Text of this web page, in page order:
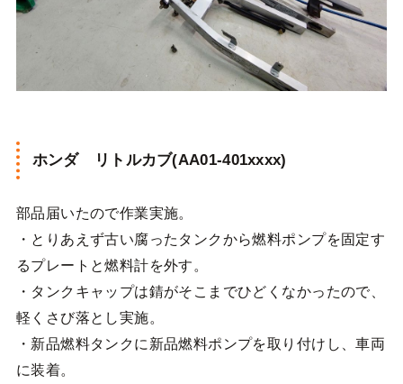
ホンダ リトルカブ(AA01-401xxxx)
部品届いたので作業実施。
・とりあえず古い腐ったタンクから燃料ポンプを固定す
るプレートと燃料計を外す。
・タンクキャップは錆がそこまでひどくなかったので、
軽くさび落とし実施。
・新品燃料タンクに新品燃料ポンプを取り付けし、車両
に装着。